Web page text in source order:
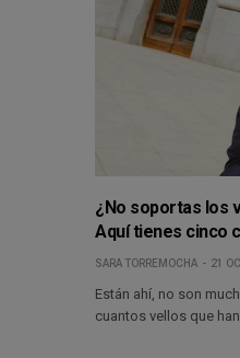
¿No soportas los
Aquí tienes cinco
SARA TORREMOCHA 21
Están ahí, no son
cuantos vellos que